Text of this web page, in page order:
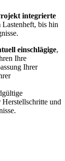
integrierte
Lastenheft, bis hin
einschlägige,
Ihre
Ihrer
und